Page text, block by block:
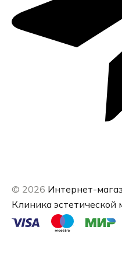
© 2026 Интернет-
Клиника